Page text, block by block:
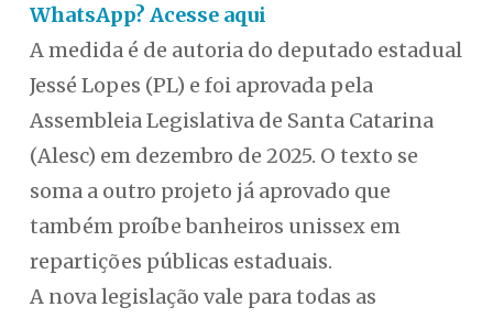
WhatsApp? Acesse aqui
A medida é de autoria do deputado estadual
Jessé Lopes (PL) e foi aprovada pela
Assembleia Legislativa de Santa Catarina
(Alesc) em dezembro de 2025. O texto se
soma a outro projeto já aprovado que
também proíbe banheiros unissex em
repartições públicas estaduais.
A nova legislação vale para todas as